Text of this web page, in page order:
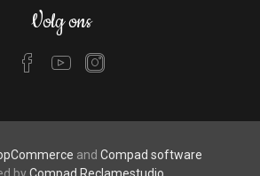
Volg ons
and Compad software